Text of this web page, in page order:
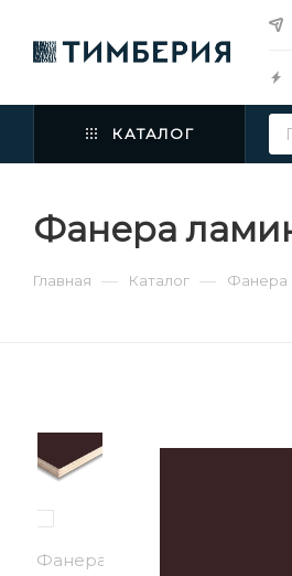
КАТАЛОГ
Фанера
Главная — Каталог — Фанера